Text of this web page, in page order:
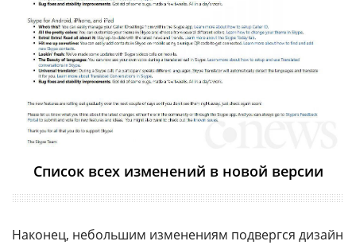
Список всех изменений в новой версии
Наконец, небольшим изменениям подвергся дизайн